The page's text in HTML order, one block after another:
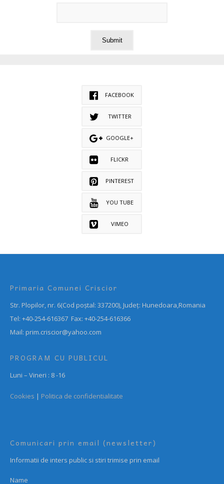
FACEBOOK
TWITTER
GOOGLE+
FLICKR
PINTEREST
YOU TUBE
VIMEO
Primaria Comunei Criscior
Str. Plopilor, nr. 6(Cod poștal: 337200), Județ: Hunedoara,Romania
Tel: +40-254-616367 Fax: +40-254-616366
Mail: prim.criscior@yahoo.com
PROGRAM CU PUBLICUL
Luni – Vineri : 8 -16
Cookies | Politica de confidentialitate
Comunicari prin email (newsletter)
Informatii de inters public si stiri trimise prin email
Name